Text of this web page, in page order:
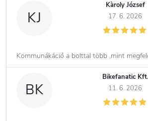
KJ
Kàroly József
17. 6. 2026
Kommunákáció a bolttal több ,mint
BK
Bikefanatic Kft.
11. 6. 2026